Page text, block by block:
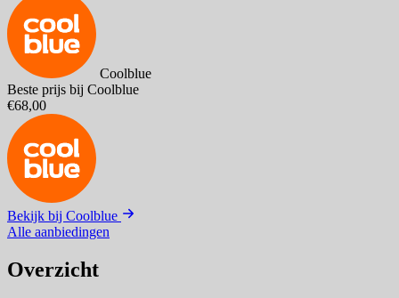
Coolblue
Beste prijs bij Coolblue
€68,00
Bekijk bij Coolblue
Alle aanbiedingen
Overzicht